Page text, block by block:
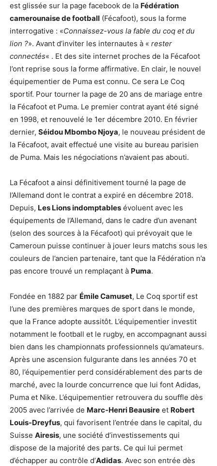
est glissée sur la page facebook de la Fédération
camerounaise de football (Fécafoot), sous la forme
interrogative : «Connaissez-vous la fable du coq et du
lion ?». Avant d’inviter les internautes à « rester
connectés« . Et des site internet proches de la Fécafoot
l’ont reprise sous la forme affirmative. En clair, le nouvel
équipementier de Puma est connu. Ce sera Le Coq
sportif. Pour tourner la page de 20 ans de mariage entre
la Fécafoot et Puma. Le premier contrat ayant été signé
en 1998, et renouvelé le 1er décembre 2010. En février
dernier, Séidou Mbombo Njoya, le nouveau président de
la Fécafoot, avait effectué une visite au bureau parisien
de Puma. Mais les négociations n’avaient pas abouti.
La Fécafoot a ainsi définitivement tourné la page de
l’Allemand dont le contrat a expiré en décembre 2018.
Depuis, Les Lions indomptables évoluent avec les
équipements de l’Allemand, dans le cadre d’un avenant
(selon des sources à la Fécafoot) qui prévoyait que le
Cameroun puisse continuer à jouer leurs matchs sous les
couleurs de l’ancien partenaire, tant que la Fédération n’a
pas encore trouvé un remplaçant à Puma.
Fondée en 1882 par Émile Camuset, Le Coq sportif est
l’une des premières marques de sport dans le monde,
que la France adopte aussitôt. L’équipementier investit
notamment le football et le rugby, en accompagnant aussi
bien dans les championnats professionnels qu’amateurs.
Après une ascension fulgurante dans les années 70 et
80, l’équipementier perd considérablement des parts de
marché, avec la lourde concurrence que lui font Adidas,
Puma et Nike. L’équipementier retrouvera du souffle dès
2005 avec l’arrivée de Marc-Henri Beausire et Robert
Louis-Dreyfus, qui favorisent l’entrée dans le capital, du
Suisse Airesis, une société d’investissements qui
dispose de la majorité des parts. Ce qui lui permet
d’échapper au contrôle d’Adidas. Avec son entrée dès